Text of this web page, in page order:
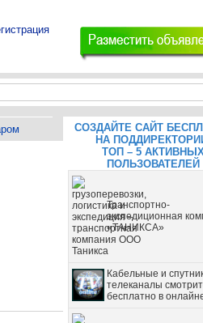
СОЗДАЙТЕ САЙТ
НА
ТОП – 5
ПОЛЬЗОВАТЕЛЕЙ
Транспортно-
экспедиционная
«ТАНИКСА»
Кабельные и
телеканалы
бесплатно в